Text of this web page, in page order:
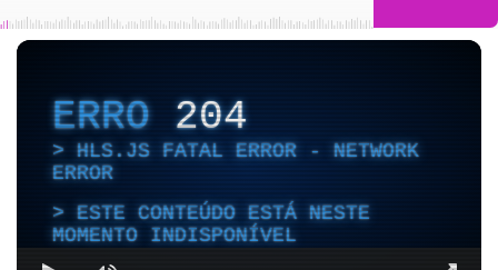
ERRO204
HLS.JS FATAL ERROR - NETWORK
ERROR
ESTE CONTEÚDO ESTÁ NESTE
MOMENTO INDISPONÍVEL